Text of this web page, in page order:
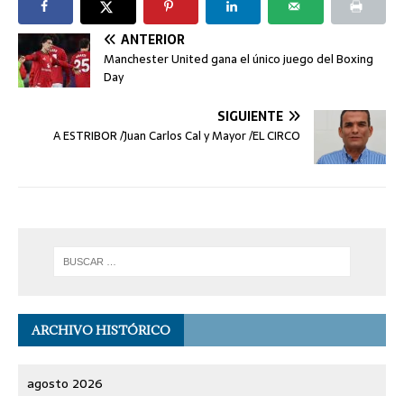
ANTERIOR
Manchester United gana el único juego del Boxing
Day
SIGUIENTE
A ESTRIBOR /Juan Carlos Cal y Mayor /EL CIRCO
ARCHIVO HISTÓRICO
agosto 2026